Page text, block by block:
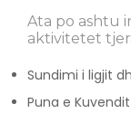
Ata po ashtu
aktivitetet
Sundimi i ligjit
Puna e